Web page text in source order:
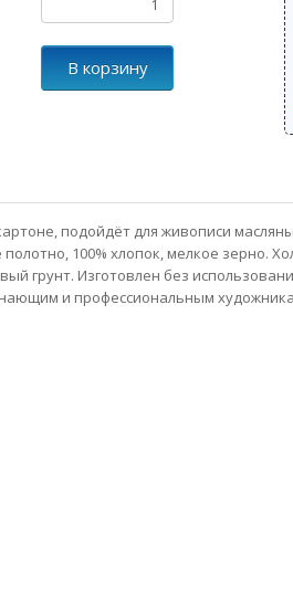
В корзину
подойдёт для живописи
100% хлопок, мелкое зерно.
грунт. Изготовлен без
и профессиональным